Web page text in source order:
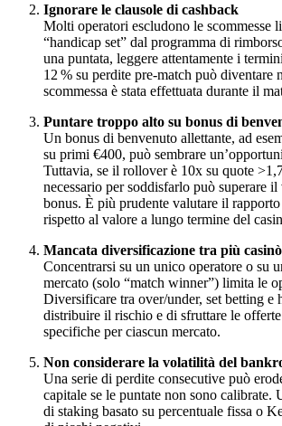
Ignorare le clausole di cashback
Molti operatori escludono le scommesse
“handicap set” dal programma di
una puntata, leggere attentamente i
12 % su perdite pre‑match può diventare
scommessa è stata effettuata durante il
Puntare troppo alto su bonus di
Un bonus di benvenuto allettante, ad
su primi €400, può sembrare
Tuttavia, se il rollover è 10x su quote
necessario per soddisfarlo può superare il
bonus. È più prudente valutare il
rispetto al valore a lungo termine del
Mancata diversificazione tra più
Concentrarsi su un unico operatore o su
mercato (solo “match winner”) limita le
Diversificare tra over/under, set betting e
distribuire il rischio e di sfruttare le
specifiche per ciascun mercato.
Non considerare la volatilità del
Una serie di perdite consecutive può
capitale se le puntate non sono calibrate.
di staking basato su percentuale fissa o